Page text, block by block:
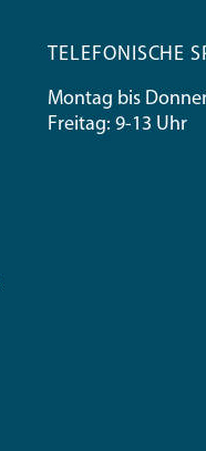
TELEFONISCHE
Montag bis
Freitag: 9-13 Uhr